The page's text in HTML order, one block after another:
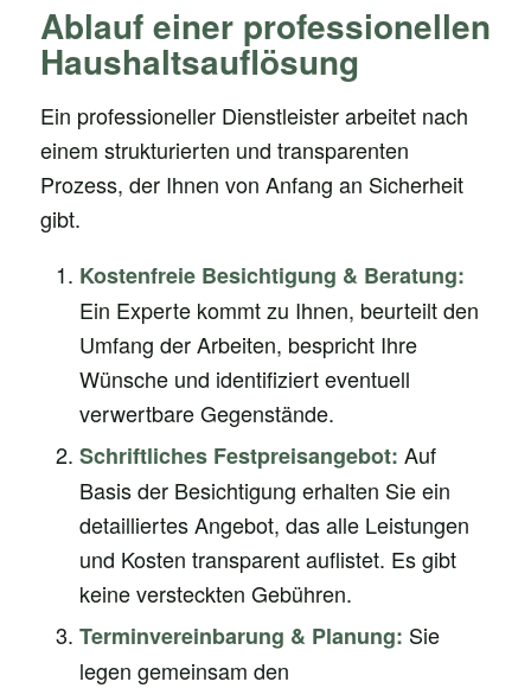
Ablauf einer professionellen
Haushaltsauflösung
Ein professioneller Dienstleister arbeitet nach
einem strukturierten und transparenten
Prozess, der Ihnen von Anfang an Sicherheit
gibt.
Kostenfreie Besichtigung & Beratung:
Ein Experte kommt zu Ihnen, beurteilt den
Umfang der Arbeiten, bespricht Ihre
Wünsche und identifiziert eventuell
verwertbare Gegenstände.
Schriftliches Festpreisangebot: Auf
Basis der Besichtigung erhalten Sie ein
detailliertes Angebot, das alle Leistungen
und Kosten transparent auflistet. Es gibt
keine versteckten Gebühren.
Terminvereinbarung & Planung: Sie
legen gemeinsam den